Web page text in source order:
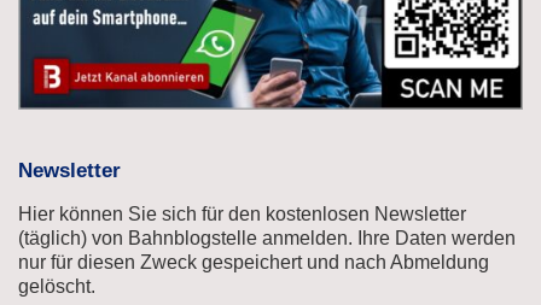
Newsletter
Hier können Sie sich für den kostenlosen Newsletter
(täglich) von Bahnblogstelle anmelden. Ihre Daten werden
nur für diesen Zweck gespeichert und nach Abmeldung
gelöscht.